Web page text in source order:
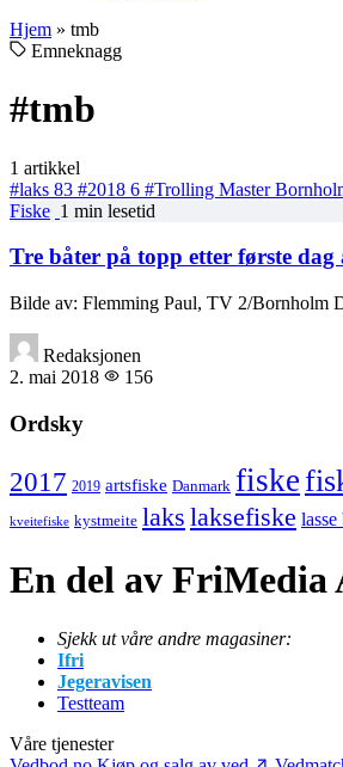
Hjem » tmb
Emneknagg
#tmb
1 artikkel
#laks 83 #2018 6 #Trolling Master
Fiske 1 min lesetid
Tre båter på topp etter første
Bilde av: Flemming Paul, TV 2/Bornholm
Redaksjonen
2. mai 2018
156
Ordsky
2017 2019 artsfiske Danmark fiske
kveitefiske kystmeite laks laksefiske lasse
En del av FriMedia
Sjekk ut våre andre magasiner:
Ifri
Jegeravisen
Testteam
Våre tjenester